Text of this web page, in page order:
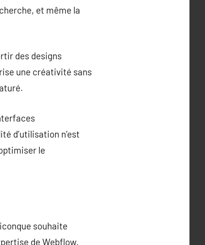
et même la
des designs
une créativité sans
d’utilisation n’est
le
souhaite
de Webflow,